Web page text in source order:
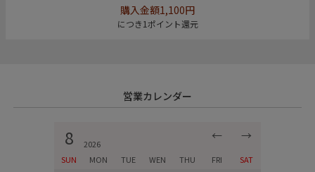
購入金額1,100円
につき1ポイント還元
営業カレンダー
8 2026
← →
SUN MON TUE WEN THU FRI
SAT